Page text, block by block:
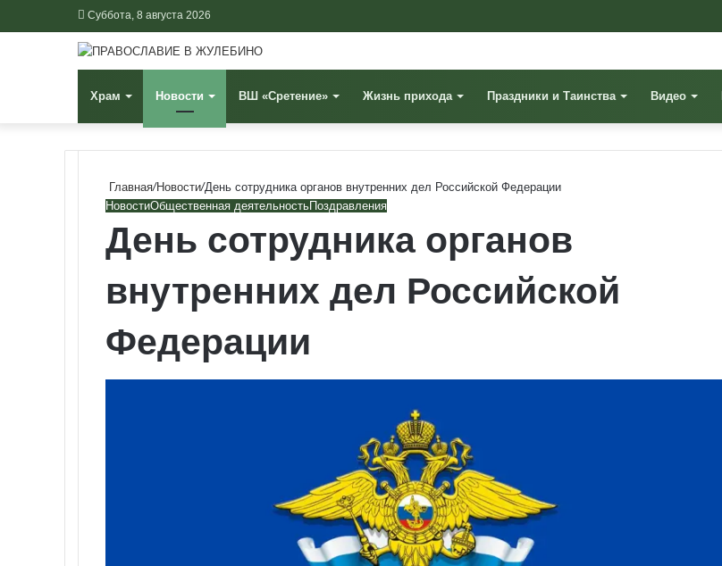
Суббота, 8 августа 2026
Храм Новости ВШ «Сретение» Жизнь прихода Праздники и Таинства Видео
Главная/Новости/День сотрудника органов внутренних дел Российской Федерации
НовостиОбщественная деятельностьПоздравления
День сотрудника органов
внутренних дел Российской
Федерации